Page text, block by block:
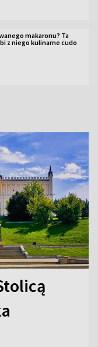
makaronu? Ta
z niego kulinarne cudo